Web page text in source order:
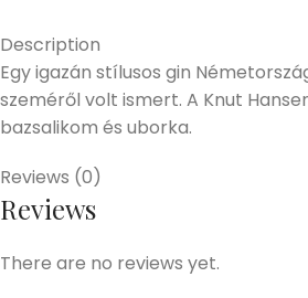
Description
Egy igazán stílusos gin
szeméről volt ismert. A Knut
bazsalikom és uborka.
Reviews (0)
Reviews
There are no reviews yet.